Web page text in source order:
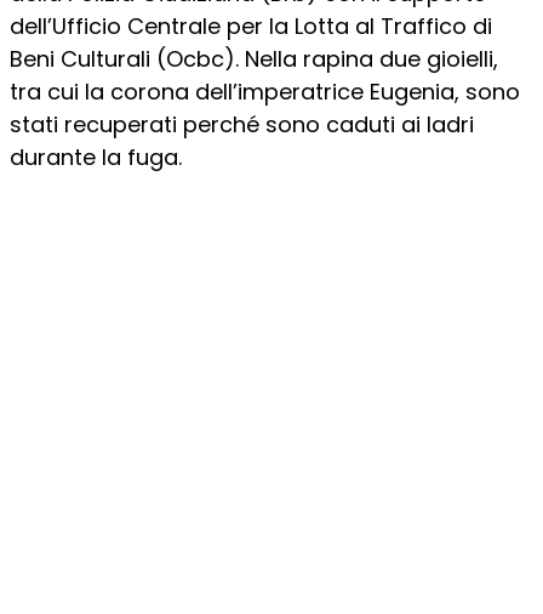
dell’Ufficio Centrale per la Lotta al Traffico di
Beni Culturali (Ocbc). Nella rapina due gioielli,
tra cui la corona dell’imperatrice Eugenia, sono
stati recuperati perché sono caduti ai ladri
durante la fuga.